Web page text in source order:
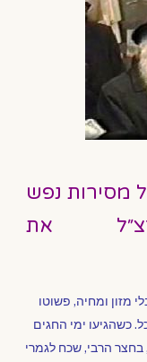
מסירות נפש
זצ״ל את
מזון ומחיה, פשוטו
כשהגיעו ימי החגים
הרבי, שכח לגמרי